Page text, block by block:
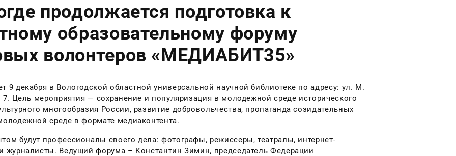
продолжается подготовка к
образовательному форуму
волонтеров «МЕДИАБИТ35»
9 декабря в Вологодской областной универсальной научной библиотеке по адресу: ул. М.
7. Цель мероприятия — сохранение и популяризация в молодежной среде исторического
многообразия России, развитие добровольчества, пропаганда созидательных
среде в формате медиаконтента.
будут профессионалы своего дела: фотографы, режиссеры, театралы, интернет-
журналисты. Ведущий форума – Константин Зимин, председатель Федерации